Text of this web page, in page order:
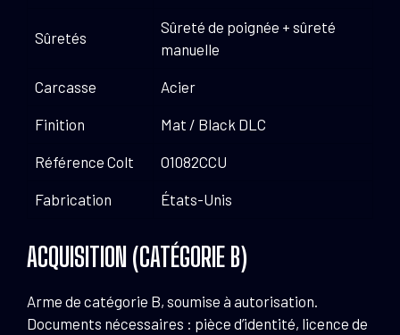
Sûretés
Sûreté de poignée + sûreté
manuelle
Carcasse Acier
Finition Mat / Black DLC
Référence Colt O1082CCU
Fabrication États-Unis
ACQUISITION (CATÉGORIE B)
Arme de catégorie B, soumise à autorisation.
Documents nécessaires : pièce d’identité, licence de